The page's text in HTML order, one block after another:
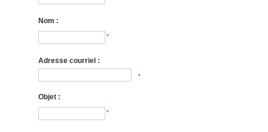
Nom :
*
Adresse courriel :
*
Objet :
*